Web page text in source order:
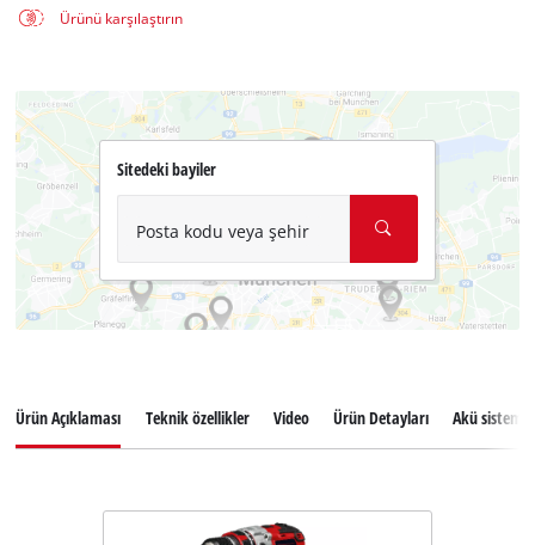
Ürünü karşılaştırın
Sitedeki bayiler
Posta kodu veya şehir
Ürün Açıklaması Teknik özellikler Video Ürün Detayları Akü sistemi